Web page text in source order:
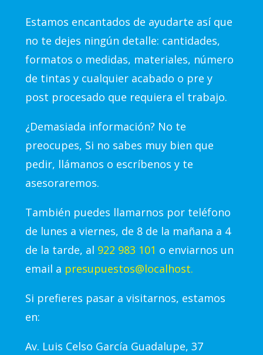
Estamos encantados de ayudarte así que
no te dejes ningún detalle: cantidades,
formatos o medidas, materiales, número
de tintas y cualquier acabado o pre y
post procesado que requiera el trabajo.
¿Demasiada información? No te
preocupes, Si no sabes muy bien que
pedir, llámanos o escríbenos y te
asesoraremos.
También puedes llamarnos por teléfono
de lunes a viernes, de 8 de la mañana a 4
de la tarde, al 922 983 101 o enviarnos un
email a presupuestos@localhost.
Si prefieres pasar a visitarnos, estamos
en:
Av. Luis Celso García Guadalupe, 37